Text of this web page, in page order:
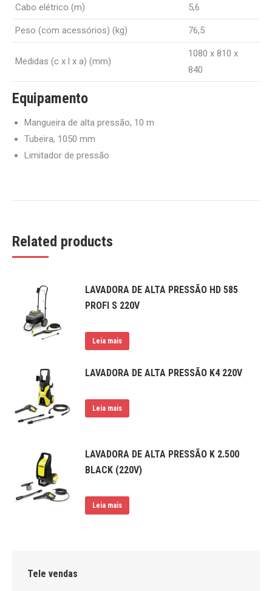
Cabo elétrico (m) 5,6
Peso (com acessórios) (kg) 76,5
Medidas (c x l x a) (mm)
1080 x 810 x
840
Equipamento
Mangueira de alta pressão, 10 m
Tubeira, 1050 mm
Limitador de pressão
Related products
LAVADORA DE ALTA PRESSÃO HD 585
PROFI S 220V
Leia mais
LAVADORA DE ALTA PRESSÃO K4 220V
Leia mais
LAVADORA DE ALTA PRESSÃO K 2.500
BLACK (220V)
Leia mais
Tele vendas